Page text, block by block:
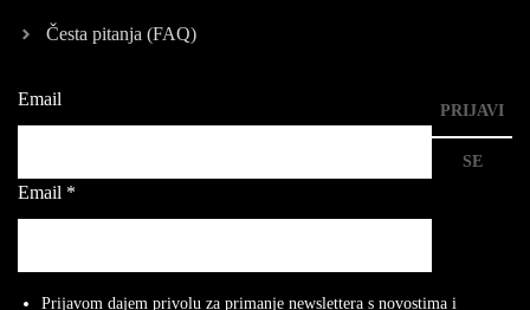
Česta pitanja (FAQ)
Email
Email *
PRIJAVI
SE
Prijavom dajem privolu za primanje newslettera s novostima i